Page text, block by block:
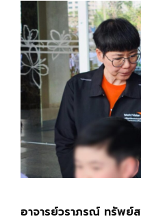
อาจารย์วราภรณ์ ทรัพย์